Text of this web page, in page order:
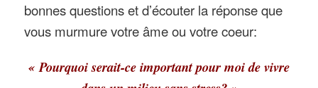
bonnes questions et d’écouter la réponse que
vous murmure votre âme ou votre coeur:
« Pourquoi serait-ce important pour moi de vivre